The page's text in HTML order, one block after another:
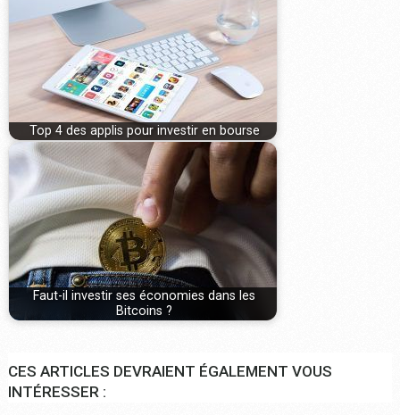
Top 4 des applis pour investir en bourse
Faut-il investir ses économies dans les
Bitcoins ?
CES ARTICLES DEVRAIENT ÉGALEMENT VOUS
INTÉRESSER :